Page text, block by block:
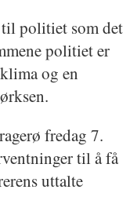
politiet som det
politiet er
og en
fredag 7.
til å få
uttalte